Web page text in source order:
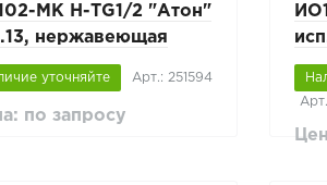
МК Н-ТG1/2 "Атон"
нержавеющая
уточняйте Арт.: 251594
по запросу